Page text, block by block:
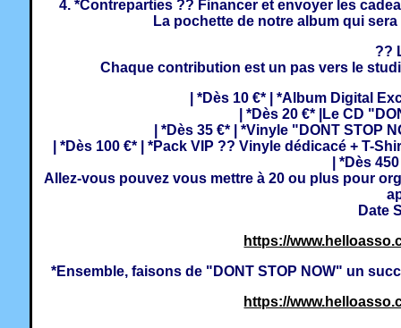
4. *Contreparties ?? Financer et envoyer les
La pochette de notre album qui
??
Chaque contribution est un pas vers le
| *Dès 10 €* | *Album Digital
| *Dès 20 €* |Le CD
| *Dès 35 €* | *Vinyle "DONT STOP
| *Dès 100 €* | *Pack VIP ?? Vinyle dédicacé + T-
| *Dès
Allez-vous pouvez vous mettre à 20 ou plus pour
Date
https://
*Ensemble, faisons de "DONT STOP NOW" un
https://